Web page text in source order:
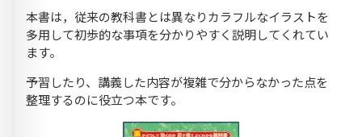
本書は，従来の教科書とは異なりカラフルなイラストを
多用して初歩的な事項を分かりやすく説明してくれてい
ます。
予習したり、講義した内容が複雑で分からなかった点を
整理するのに役立つ本です。